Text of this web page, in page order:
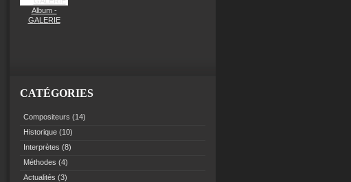
Album -
GALERIE
CATÉGORIES
Compositeurs (14)
Historique (10)
Interprètes (8)
Méthodes (4)
Actualités (3)